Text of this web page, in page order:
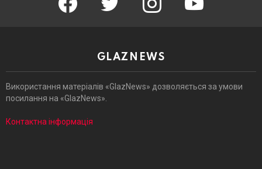
GLAZNEWS
Використання матеріалів «GlazNews» дозволяється за умови
посилання на «GlazNews».
Контактна інформація